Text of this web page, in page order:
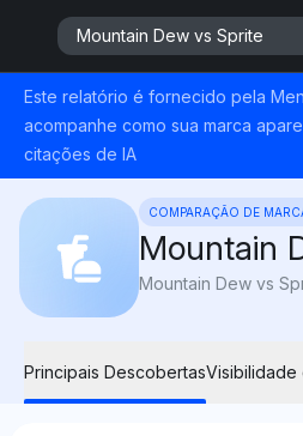
Mountain Dew vs Sprite
Este relatório é fornecido pela
acompanhe como sua marca
citações de IA
COMPARAÇÃO DE
Mountain
Principais DescobertasVisibilidade